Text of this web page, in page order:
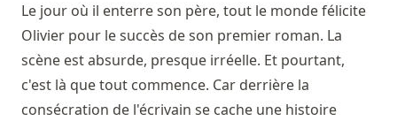
Le jour où il enterre son père, tout le monde félicite
Olivier pour le succès de son premier roman. La
scène est absurde, presque irréelle. Et pourtant,
c'est là que tout commence. Car derrière la
consécration de l'écrivain se cache une histoire